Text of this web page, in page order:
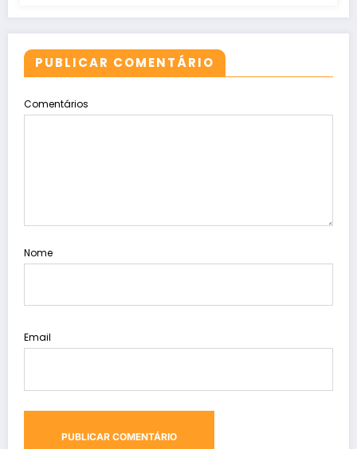
PUBLICAR COMENTÁRIO
Comentários
Nome
Email